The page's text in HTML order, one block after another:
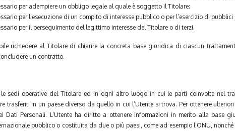
per adempiere un obbligo legale al quale è soggetto il Titolare;
per l’esecuzione di un compito di interesse pubblico o per l’esercizio di
per il perseguimento del legittimo interesse del Titolare o di terzi.
richiedere al Titolare di chiarire la concreta base giuridica di ciascun
un contratto.
sedi operative del Titolare ed in ogni altro luogo in cui le parti coinvolte nel
trasferiti in un paese diverso da quello in cui l’Utente si trova. Per ottenere
Dati Personali. L’Utente ha diritto a ottenere informazioni in merito alla base
pubblico o costituita da due o più paesi, come ad esempio l’ONU,